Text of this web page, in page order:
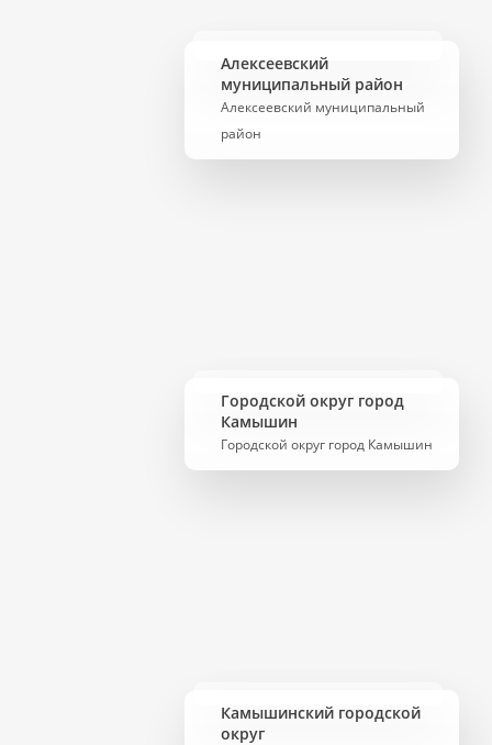
Алексеевский
муниципальный район
Алексеевский муниципальный
район
Городской округ город
Камышин
Городской округ город Камышин
Камышинский городской
округ